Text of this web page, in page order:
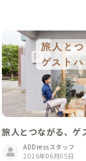
旅人とつながる、ゲ
ADDressスタッフ
2026年06月05日